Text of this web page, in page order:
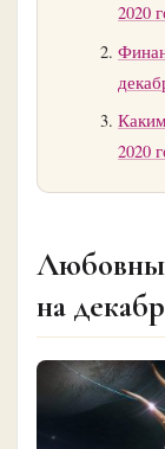
2020
2020
на